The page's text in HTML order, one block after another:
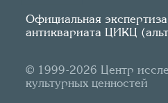
Официальная
антиквариата ЦИКЦ
© 1999-2026 Центр
культурных ценностей